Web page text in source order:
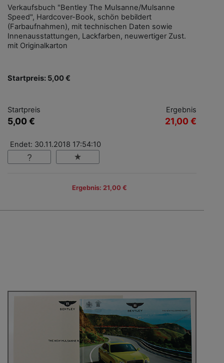
Verkaufsbuch "Bentley The Mulsanne/Mulsanne
Speed", Hardcover-Book, schön bebildert
(Farbaufnahmen), mit technischen Daten sowie
Innenausstattungen, Lackfarben, neuwertiger Zust.
mit Originalkarton
Startpreis: 5,00 €
Startpreis
5,00 €
Ergebnis
21,00 €
Endet: 30.11.2018 17:54:10
Ergebnis: 21,00 €